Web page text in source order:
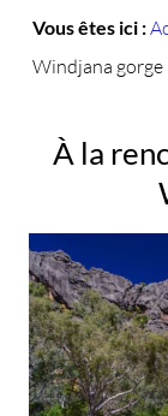
Vous êtes ici :
Windjana gorge
À la